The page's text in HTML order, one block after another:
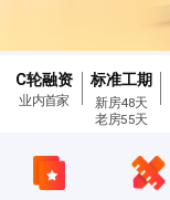
C轮融资
业内首家
标准工期
新房48天
老房55天